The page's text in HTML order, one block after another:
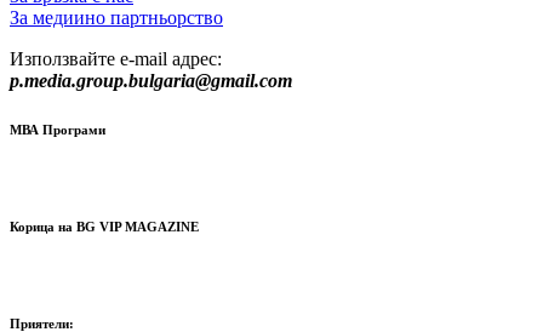
За медиино партньорство
Използвайте e-mail адрес:
p.media.group.bulgaria@gmail.com
МВА Програми
Корица на BG VIP MAGAZINE
Приятели: